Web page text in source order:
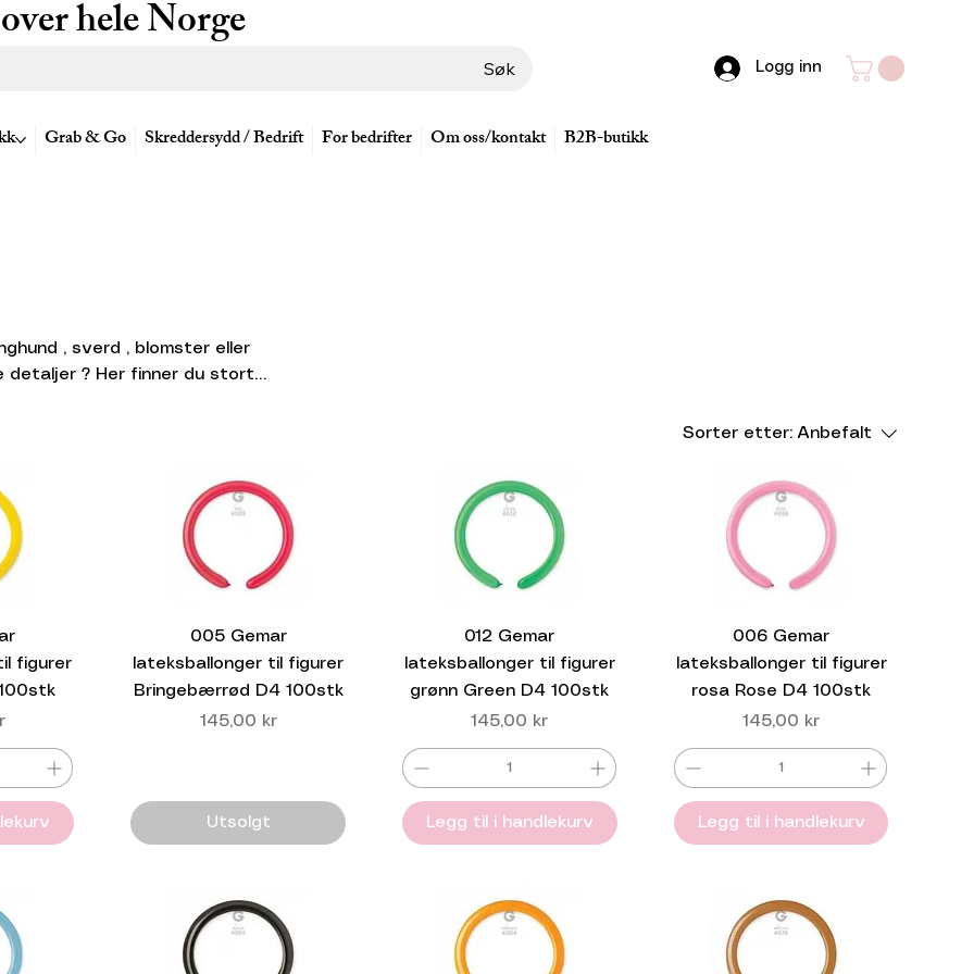
hele Norge
Søk
Grab & Go Skreddersydd / Bedrift For bedrifter Om oss/kontakt B2B-butikk
Logg inn
, sverd , blomster eller
du stort
Sorter etter: Anbefalt
figurer
005 Gemar
lateksballonger til figurer
Bringebærrød D4 100stk
Pris
145,00 kr
Utsolgt
012 Gemar
lateksballonger til figurer
grønn Green D4 100stk
Pris
145,00 kr
Legg til i handlekurv
006 Gemar
lateksballonger til figurer
rosa Rose D4 100stk
Pris
145,00 kr
Legg til i handlekurv